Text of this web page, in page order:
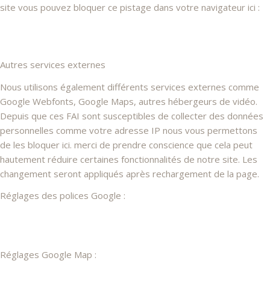
site vous pouvez bloquer ce pistage dans votre navigateur ici :
Autres services externes
Nous utilisons également différents services externes comme
Google Webfonts, Google Maps, autres hébergeurs de vidéo.
Depuis que ces FAI sont susceptibles de collecter des données
personnelles comme votre adresse IP nous vous permettons
de les bloquer ici. merci de prendre conscience que cela peut
hautement réduire certaines fonctionnalités de notre site. Les
changement seront appliqués après rechargement de la page.
Réglages des polices Google :
Réglages Google Map :